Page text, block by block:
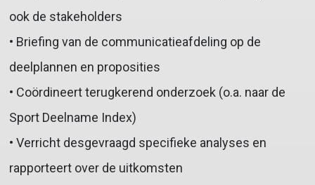
ook de stakeholders
• Briefing van de communicatieafdeling op de
deelplannen en proposities
• Coördineert terugkerend onderzoek (o.a. naar de
Sport Deelname Index)
• Verricht desgevraagd specifieke analyses en
rapporteert over de uitkomsten